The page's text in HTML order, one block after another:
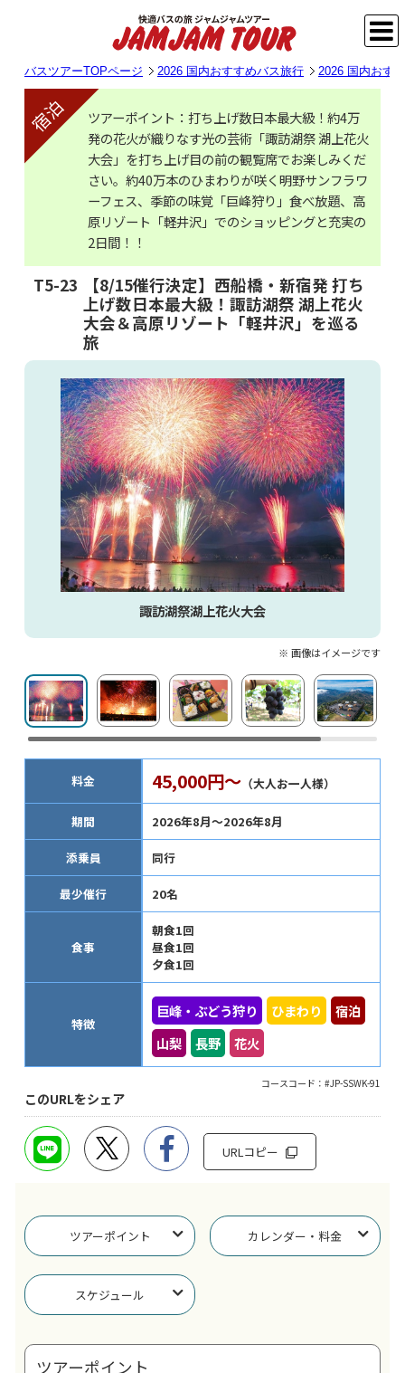
バスツアーTOPページ 2026 国内おすすめバス旅行 2026 国内おす
ツアーポイント：打ち上げ数日本最大級！約4万
発の花火が織りなす光の芸術「諏訪湖祭 湖上花火
大会」を打ち上げ目の前の観覧席でお楽しみくだ
さい。約40万本のひまわりが咲く明野サンフラワ
ーフェス、季節の味覚「巨峰狩り」食べ放題、高
原リゾート「軽井沢」でのショッピングと充実の
2日間！！
宿泊
T5-23
【8/15催行決定】西船橋・新宿発 打ち
上げ数日本最大級！諏訪湖祭 湖上花火
大会＆高原リゾート「軽井沢」を巡る
旅
諏訪湖祭湖上花火大会
※ 画像はイメージです
料金 45,000円～ （大人お一人様）
期間 2026年8月～2026年8月
添乗員 同行
最少催行 20名
食事
朝食1回
昼食1回
夕食1回
特徴
巨峰・ぶどう狩り ひまわり
宿泊
山梨
長野 花火
コースコード：#JP-SSWK-91
このURLをシェア
URLコピー
ツアーポイント カレンダー・料金
スケジュール
ツアーポイント